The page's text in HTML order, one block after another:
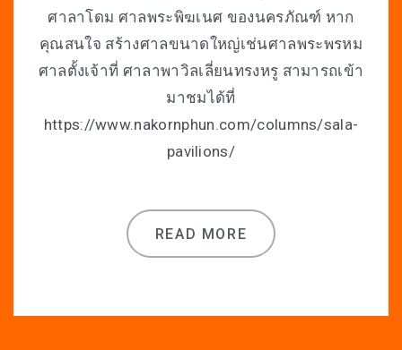
ศาลาโดม ศาลพระพิฆเนศ ของนครภัณฑ์ หาก
คุณสนใจ สร้างศาลขนาดใหญ่เช่นศาลพระพรหม
ศาลตั้งเจ้าที่ ศาลาพาวิลเลี่ยนทรงหรู สามารถเข้า
มาชมได้ที่
https://www.nakornphun.com/columns/sala-
pavilions/
READ MORE